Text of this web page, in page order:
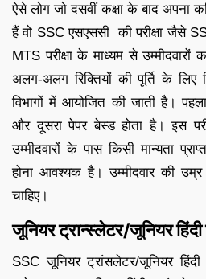
ऐसे लोग जो दसवीं कक्षा के बाद अपना
हैं वो SSC एसएससी की परीक्षा जैसे
MTS परीक्षा के माध्यम से
अलग-अलग रिक्तियों की पूर्ति के लिए
विभागों में आयोजित की जाती है।
और दूसरा पेपर बेस्ड होता है। इस
उम्मीदवारों के पास किसी मान्यता
होना आवश्यक है। उम्मीदवार की
चाहिए।
जूनियरट्रान्स्लेटर/जूनियर
SSC जूनियर ट्रांसलेटर/जूनियर